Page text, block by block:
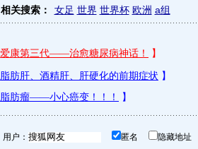
相关搜索： 女足 世界 世界杯 欧洲 a组
用户： 匿名 隐藏地址